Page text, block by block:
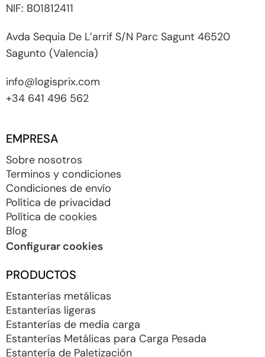
NIF: B01812411
Avda Sequia De L’arrif S/N Parc Sagunt 46520
Sagunto (Valencia)
info@logisprix.com
+34 641 496 562
EMPRESA
Sobre nosotros
Terminos y condiciones
Condiciones de envío
Política de privacidad
Política de cookies
Blog
Configurar cookies
PRODUCTOS
Estanterías metálicas
Estanterías ligeras
Estanterías de media carga
Estanterías Metálicas para Carga Pesada
Estantería de Paletización